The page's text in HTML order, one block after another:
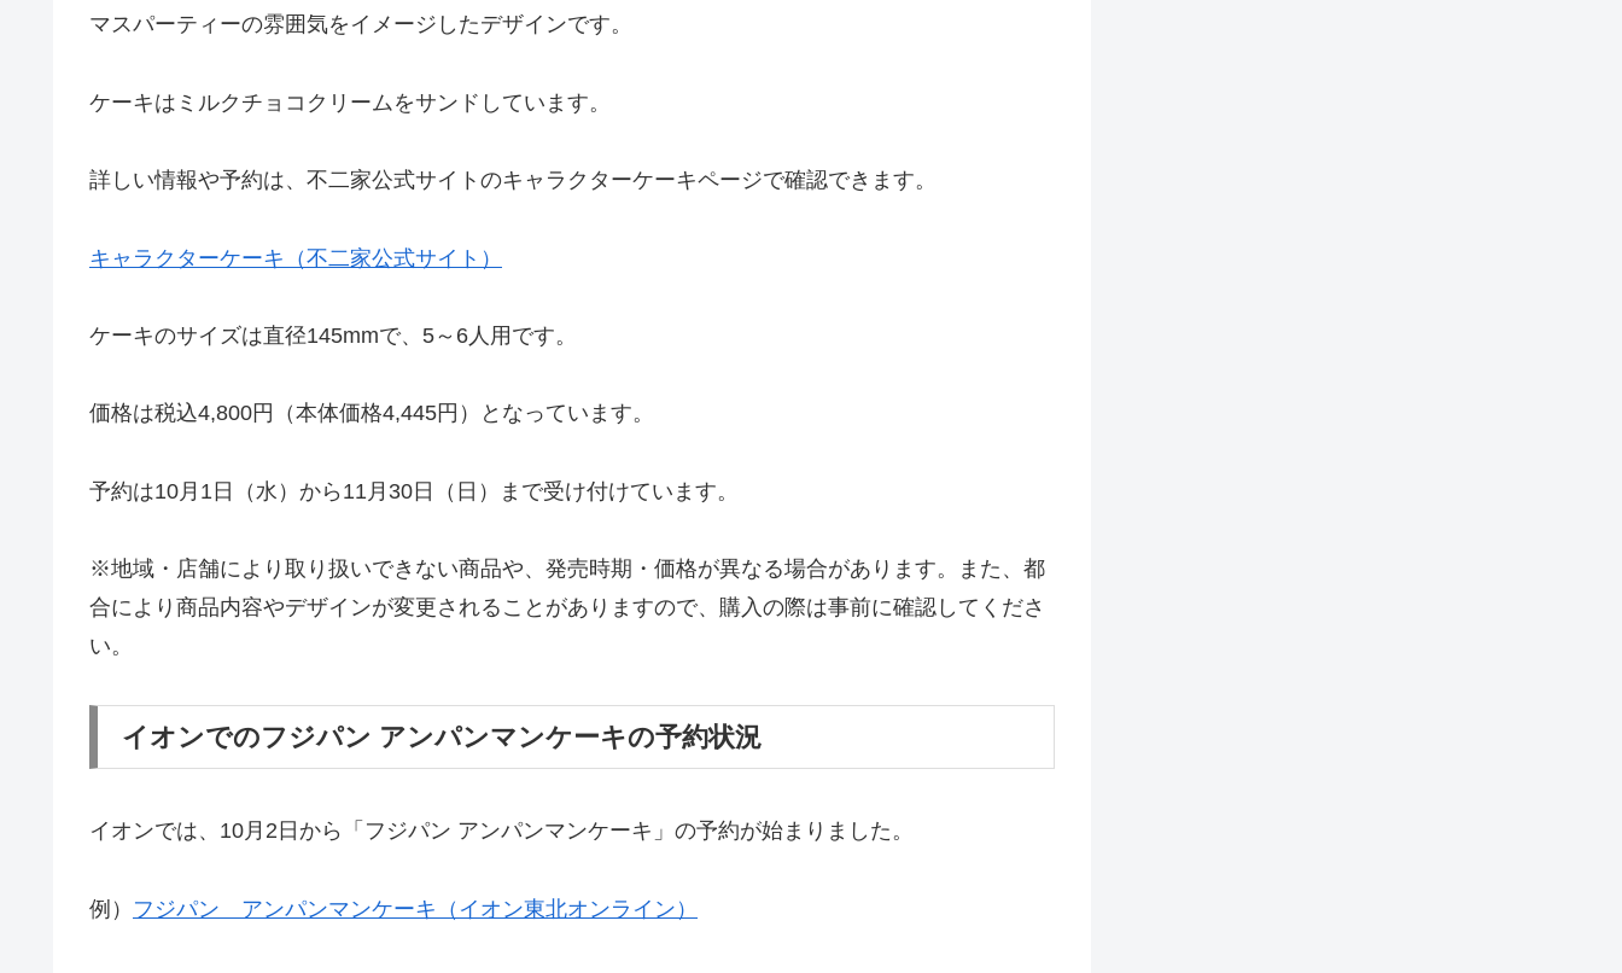
マスパーティーの雰囲気をイメージしたデザインです。
ケーキはミルクチョコクリームをサンドしています。
詳しい情報や予約は、不二家公式サイトのキャラクターケーキページで確認できます。
キャラクターケーキ（不二家公式サイト）
ケーキのサイズは直径145mmで、5～6人用です。
価格は税込4,800円（本体価格4,445円）となっています。
予約は10月1日（水）から11月30日（日）まで受け付けています。
※地域・店舗により取り扱いできない商品や、発売時期・価格が異なる場合があります。また、都
合により商品内容やデザインが変更されることがありますので、購入の際は事前に確認してくださ
い。
イオンでのフジパン アンパンマンケーキの予約状況
イオンでは、10月2日から「フジパン アンパンマンケーキ」の予約が始まりました。
例） フジパン アンパンマンケーキ（イオン東北オンライン）